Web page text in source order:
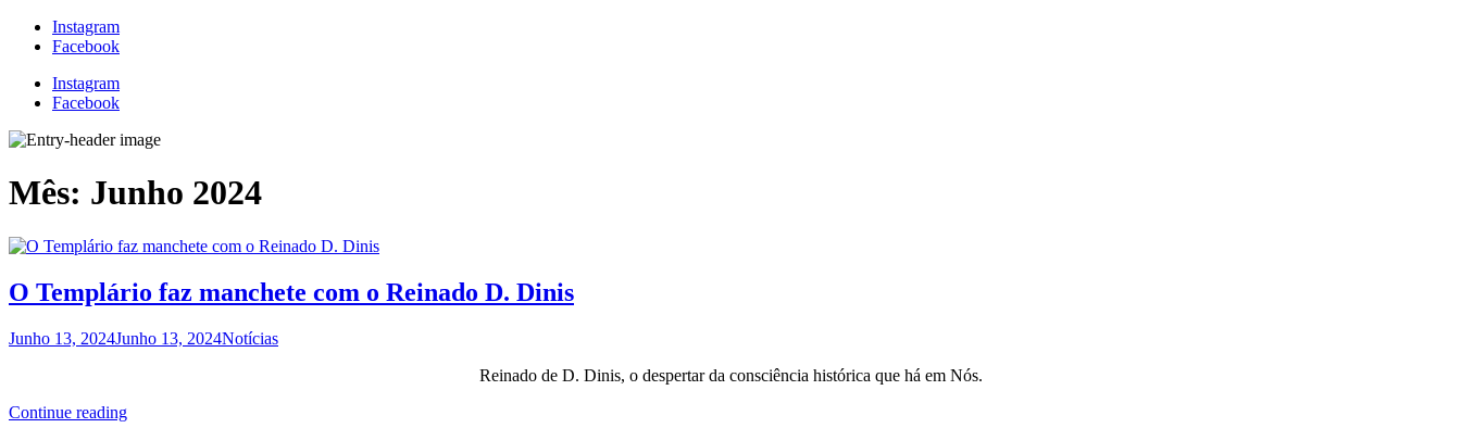
Instagram
Facebook
Instagram
Facebook
Mês: Junho 2024
O Templário faz manchete com o Reinado D. Dinis
Junho 13, 2024Junho 13, 2024Notícias
Reinado de D. Dinis, o despertar da consciência histórica que há em Nós.
Continue reading“O